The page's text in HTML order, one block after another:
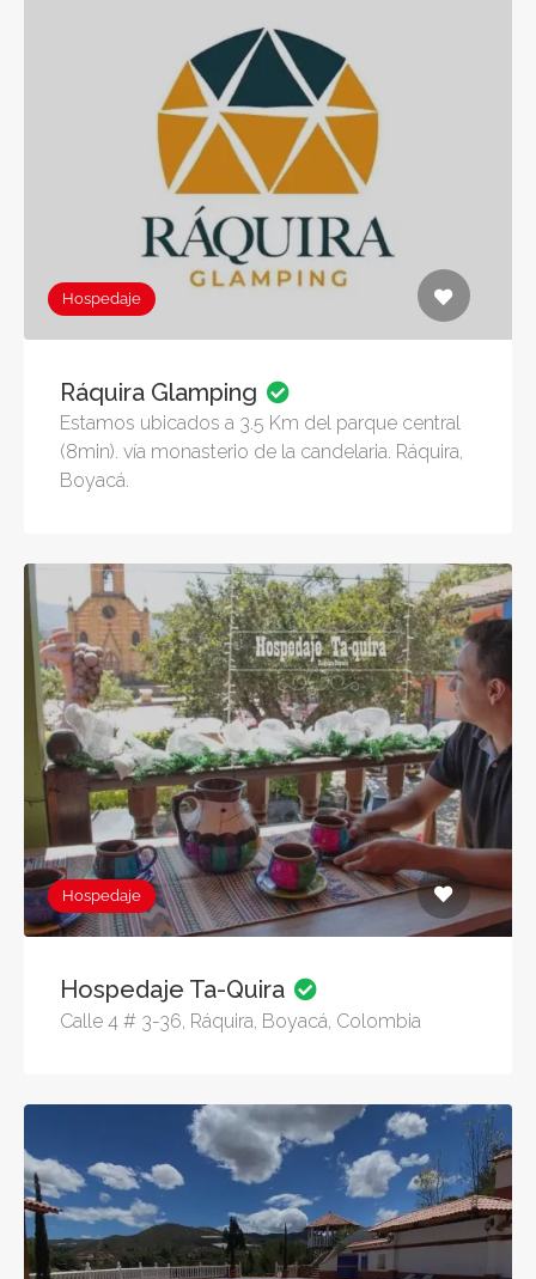
Hospedaje
Ráquira Glamping
Estamos ubicados a 3.5 Km del parque central
(8min). vía monasterio de la candelaria. Ráquira,
Boyacá.
Hospedaje
Hospedaje Ta-Quira
Calle 4 # 3-36, Ráquira, Boyacá, Colombia